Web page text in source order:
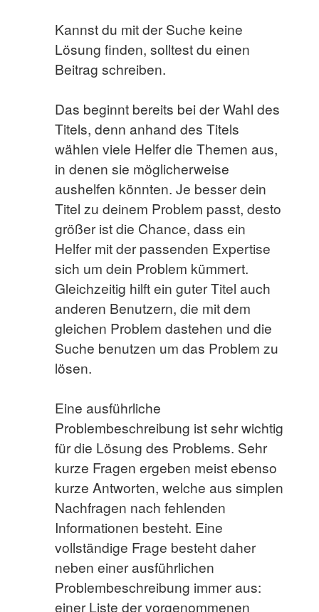
Kannst du mit der Suche keine
Lösung finden, solltest du einen
Beitrag schreiben.
Das beginnt bereits bei der Wahl des
Titels, denn anhand des Titels
wählen viele Helfer die Themen aus,
in denen sie möglicherweise
aushelfen könnten. Je besser dein
Titel zu deinem Problem passt, desto
größer ist die Chance, dass ein
Helfer mit der passenden Expertise
sich um dein Problem kümmert.
Gleichzeitig hilft ein guter Titel auch
anderen Benutzern, die mit dem
gleichen Problem dastehen und die
Suche benutzen um das Problem zu
lösen.
Eine ausführliche
Problembeschreibung ist sehr wichtig
für die Lösung des Problems. Sehr
kurze Fragen ergeben meist ebenso
kurze Antworten, welche aus simplen
Nachfragen nach fehlenden
Informationen besteht. Eine
vollständige Frage besteht daher
neben einer ausführlichen
Problembeschreibung immer aus:
einer Liste der vorgenommenen